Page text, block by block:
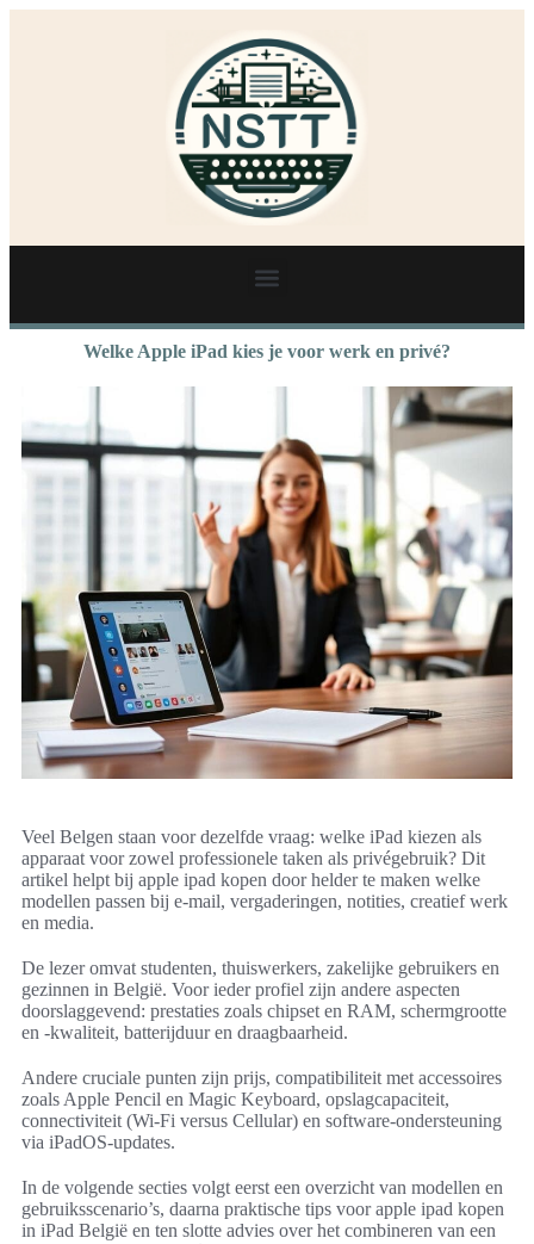
Welke Apple iPad kies je voor werk en privé?
Veel Belgen staan voor dezelfde vraag: welke iPad kiezen als
apparaat voor zowel professionele taken als privégebruik? Dit
artikel helpt bij apple ipad kopen door helder te maken welke
modellen passen bij e-mail, vergaderingen, notities, creatief werk
en media.
De lezer omvat studenten, thuiswerkers, zakelijke gebruikers en
gezinnen in België. Voor ieder profiel zijn andere aspecten
doorslaggevend: prestaties zoals chipset en RAM, schermgrootte
en -kwaliteit, batterijduur en draagbaarheid.
Andere cruciale punten zijn prijs, compatibiliteit met accessoires
zoals Apple Pencil en Magic Keyboard, opslagcapaciteit,
connectiviteit (Wi‑Fi versus Cellular) en software-ondersteuning
via iPadOS-updates.
In de volgende secties volgt eerst een overzicht van modellen en
gebruiksscenario’s, daarna praktische tips voor apple ipad kopen
in iPad België en ten slotte advies over het combineren van een